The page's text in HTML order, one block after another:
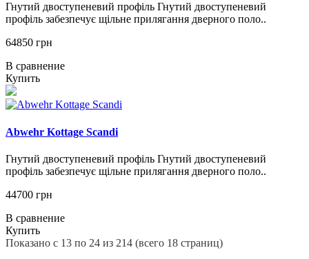
Гнутий двоступеневий профіль Гнутий двоступеневий
профіль забезпечує щільне прилягання дверного поло..
64850 грн
В сравнение
Купить
Abwehr Kottage Scandi
Гнутий двоступеневий профіль Гнутий двоступеневий
профіль забезпечує щільне прилягання дверного поло..
44700 грн
В сравнение
Купить
Показано с 13 по 24 из 214 (всего 18 страниц)